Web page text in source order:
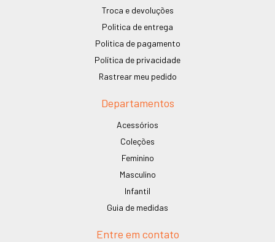
Troca e devoluções
Politica de entrega
Politica de pagamento
Política de privacidade
Rastrear meu pedido
Departamentos
Acessórios
Coleções
Feminino
Masculino
Infantil
Guia de medidas
Entre em contato